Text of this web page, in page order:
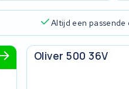
Altijd een passende
SFM bikes
Oliver 500 36V